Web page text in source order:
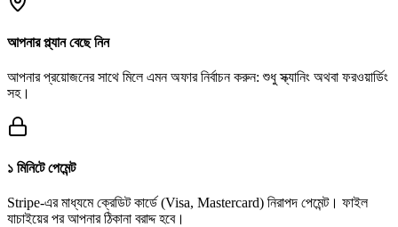
আপনার প্ল্যান বেছে নিন
আপনার প্রয়োজনের সাথে মিলে এমন অফার নির্বাচন করুন: শুধু স্ক্যানিং অথবা ফরওয়ার্ডিং
সহ।
১ মিনিটে পেমেন্ট
Stripe-এর মাধ্যমে ক্রেডিট কার্ডে (Visa, Mastercard) নিরাপদ পেমেন্ট। ফাইল
যাচাইয়ের পর আপনার ঠিকানা বরাদ্দ হবে।